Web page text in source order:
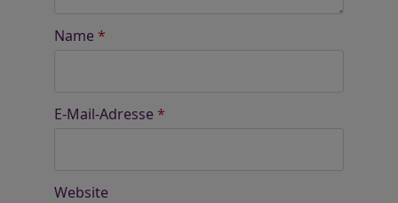
Name *
E-Mail-Adresse *
Website